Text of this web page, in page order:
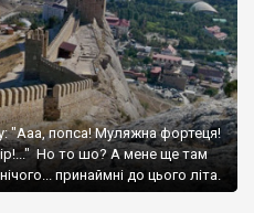
"Ааа, попса! Муляжна фортеця!
Но то шо? А мене ще там
принаймні до цього літа.